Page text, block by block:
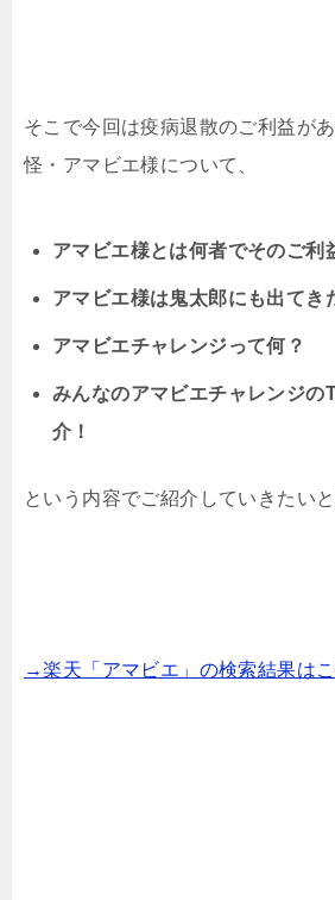
そこで今回は疫病退散のご利益が
怪・アマビエ様について、
アマビエ様とは何者でそのご利
アマビエ様は鬼太郎にも出てき
アマビエチャレンジって何？
みんなのアマビエチャレンジの
介！
という内容でご紹介していきたいと
→楽天「アマビエ」の検索結果はこ